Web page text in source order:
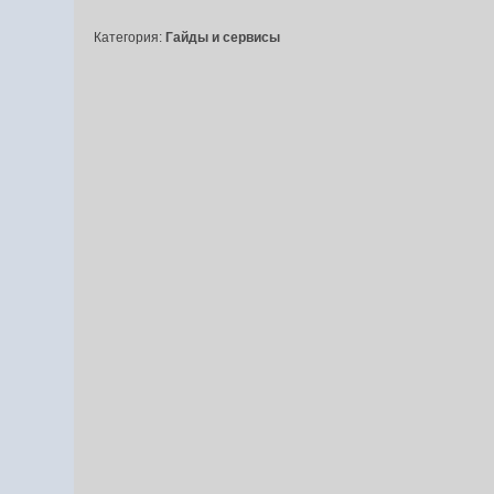
Категория: Гайды и сервисы